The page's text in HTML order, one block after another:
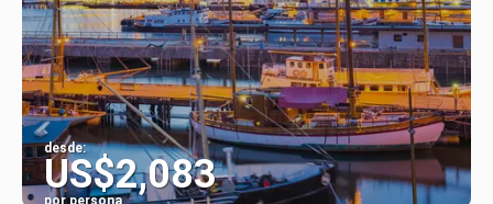
desde:
US$2,083